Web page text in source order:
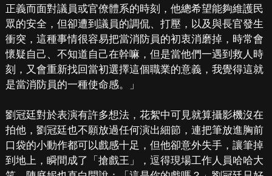
正義而面對議員或官僚體系的時刻，他總希望能夠維護民
眾的安全，但卻遭到議員的調侃、打壓，以及與長官發生
衝突，這種事情很容易把當消防員的初衷消磨掉，時常會
懷疑自己、不知道自己在幹嘛，但是當他們一遇到救人時
刻，又會重新找回當初選擇這個職業的意義，我覺得這就
是當消防員的一種使命感。」
劉冠廷對於表演有許多想法，花絮中可見就算攝影機沒在
拍他，劉冠廷也不願放過任何演出細節，連把筆放進胸前
口袋的小動作都可以戲感十足，但他卻意外失手，讓筆掉
到地上，瞬間成了「搶戲王」，逗得現場工作人員哈哈大